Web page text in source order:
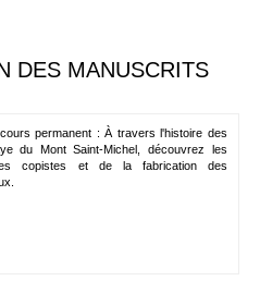
DES MANUSCRITS
permanent : À travers l'histoire des
du Mont Saint-Michel, découvrez les
copistes et de la fabrication des